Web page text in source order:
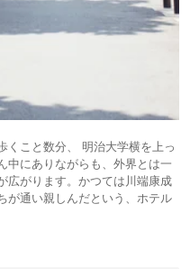
くこと数分、 明治大学横を上っ
中にありながらも、外界とは一
広がります。かつては川端康成
が通い親しんだという、ホテル